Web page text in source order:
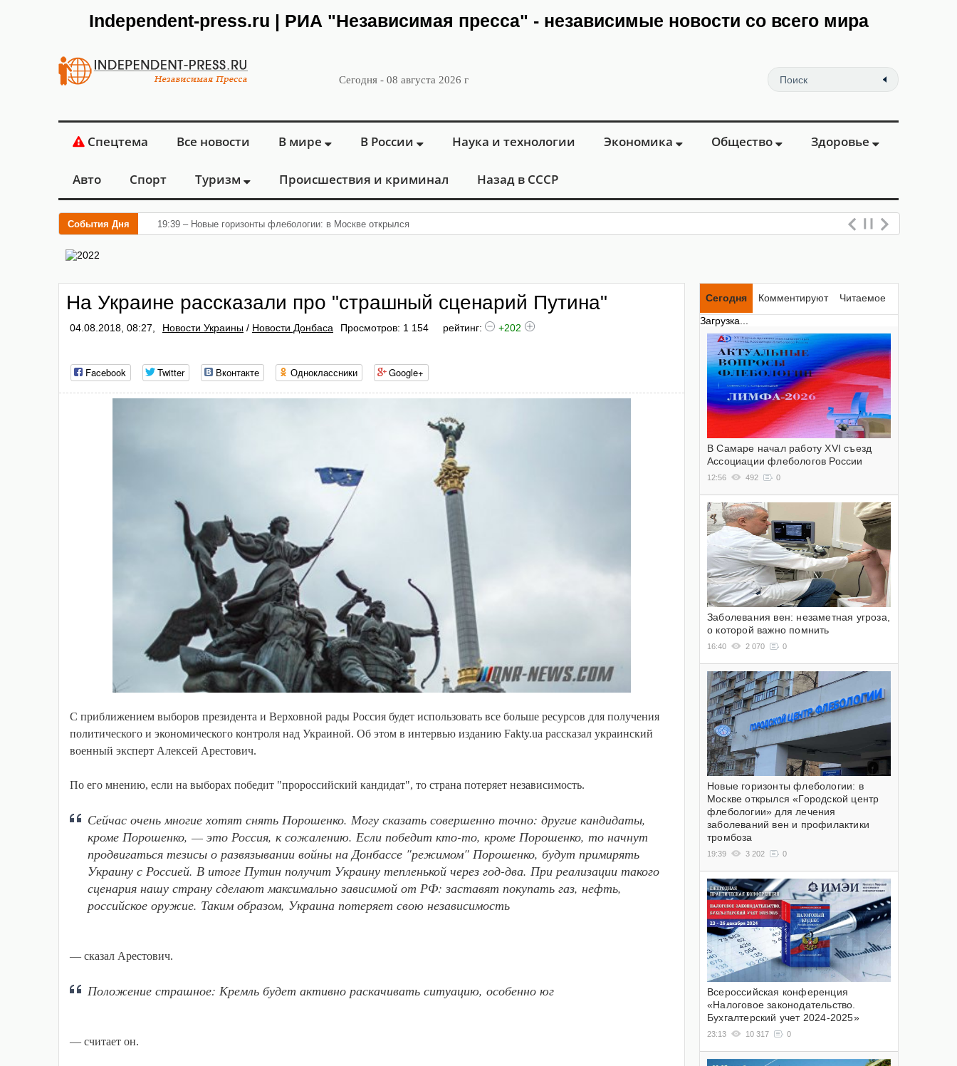
Independent-press.ru | РИА "Независимая пресса" - независимые новости со всего мира
Сегодня - 08 августа 2026 г
Спецтема Все новости В мире В России Наука и технологии Экономика Общество Здоровье
Авто Спорт Туризм Происшествия и криминал Назад в СССР
События Дня 19:39 – Новые горизонты флебологии: в Москве открылся «Городской центр флебологии» дл
На Украине рассказали про "страшный сценарий Путина"
04.08.2018, 08:27, Новости Украины / Новости Донбаса Просмотров: 1 154 рейтинг: +202
Facebook Twitter Вконтакте Одноклассники Google+
С приближением выборов президента и Верховной рады Россия будет использовать все больше ресурсов для получения
политического и экономического контроля над Украиной. Об этом в интервью изданию Fakty.ua рассказал украинский
военный эксперт Алексей Арестович.
По его мнению, если на выборах победит "пророссийский кандидат", то страна потеряет независимость.
Сейчас очень многие хотят снять Порошенко. Могу сказать совершенно точно: другие кандидаты,
кроме Порошенко, — это Россия, к сожалению. Если победит кто-то, кроме Порошенко, то начнут
продвигаться тезисы о развязывании войны на Донбассе "режимом" Порошенко, будут примирять
Украину с Россией. В итоге Путин получит Украину тепленькой через год-два. При реализации такого
сценария нашу страну сделают максимально зависимой от РФ: заставят покупать газ, нефть,
российское оружие. Таким образом, Украина потеряет свою независимость
— сказал Арестович.
Положение страшное: Кремль будет активно раскачивать ситуацию, особенно юг
— считает он.
Сегодня Комментируют
Читаемое
Загрузка...
В Самаре начал работу XVI съезд
Ассоциации флебологов России
12:56 492 0
Заболевания вен: незаметная угроза,
о которой важно помнить
16:40 2 070 0
Новые горизонты флебологии: в
Москве открылся «Городской центр
флебологии» для лечения
заболеваний вен и профилактики
тромбоза
19:39 3 202 0
Всероссийская конференция
«Налоговое законодательство.
Бухгалтерский учет 2024-2025»
23:13 10 317 0